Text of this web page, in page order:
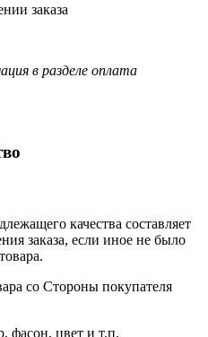
заказа
в разделе оплата
качества составляет
заказа, если иное не было
со Стороны покупателя
фасон, цвет и т.п.